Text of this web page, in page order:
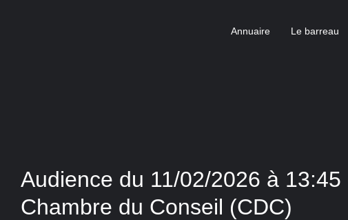
Annuaire Le barreau
Audience du 11/02/2026 à
Chambre du Conseil (CDC)